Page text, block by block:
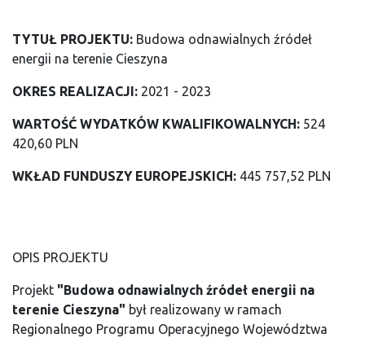
TYTUŁ PROJEKTU: Budowa odnawialnych źródeł
energii na terenie Cieszyna
OKRES REALIZACJI: 2021 - 2023
WARTOŚĆ WYDATKÓW KWALIFIKOWALNYCH: 524
420,60 PLN
WKŁAD FUNDUSZY EUROPEJSKICH: 445 757,52 PLN
OPIS PROJEKTU
Projekt "Budowa odnawialnych źródeł energii na
terenie Cieszyna" był realizowany w ramach
Regionalnego Programu Operacyjnego Województwa